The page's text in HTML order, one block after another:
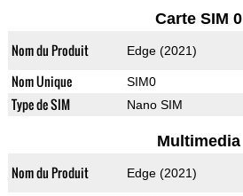
Carte SIM 0
Nom du Produit Edge (2021)
Nom Unique SIM0
Type de SIM Nano SIM
Multimedia
Nom du Produit Edge (2021)